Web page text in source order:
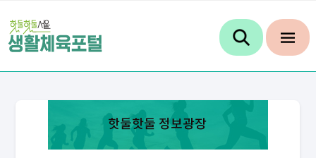
핫둘핫둘 정보광장